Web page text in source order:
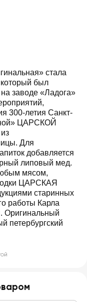
стала
был
заводе «Ладога»
300-летия Санкт-
ЦАРСКОЙ
Для
добавляется
липовый мед.
мясом,
ЦАРСКАЯ
старинных
работы Карла
Оригинальный
петербургский